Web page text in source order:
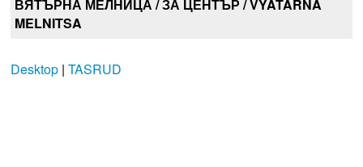
ВЯТЪРНА МЕЛНИЦА / ЗА ЦЕНТЪР / VYATARNA
MELNITSA
Desktop| TASRUD